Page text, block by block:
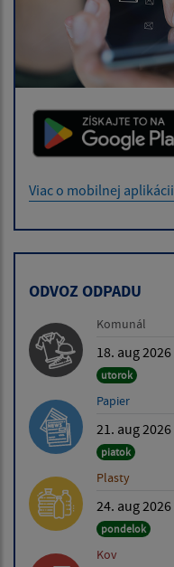
Viac o mobilnej aplikácii
ODVOZ ODPADU
Komunál
18. aug 2026
utorok
Papier
21. aug 2026
piatok
Plasty
24. aug 2026
pondelok
Kov